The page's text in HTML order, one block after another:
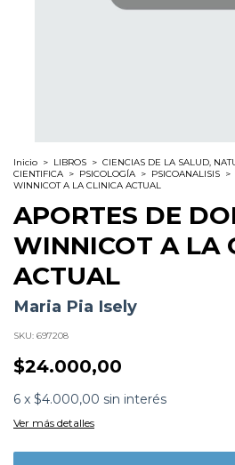
Inicio > LIBROS > CIENCIAS DE LA SALUD,
CIENTIFICA > PSICOLOGÍA > PSICOANALISIS >
WINNICOT A LA CLINICA ACTUAL
APORTES DE
WINNICOT A LA
ACTUAL
Maria Pia Isely
SKU: 697208
$24.000,00
6 x $4.000,00 sin interés
Ver más detalles
Formato: LIBROS
Editorial:Ricardo Vergara
Idioma: